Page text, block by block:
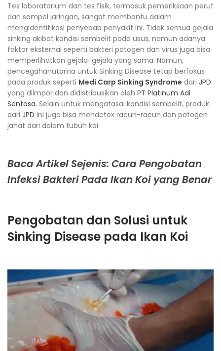
Tes laboratorium dan tes fisik, termasuk pemeriksaan perut
dan sampel jaringan, sangat membantu dalam
mengidentifikasi penyebab penyakit ini. Tidak semua gejala
sinking akibat kondisi sembelit pada usus, namun adanya
faktor eksternal seperti bakteri patogen dan virus juga bisa
memperlihatkan gejala-gejala yang sama. Namun,
pencegahanutama untuk Sinking Disease tetap berfokus
pada produk seperti Medi Carp Sinking Syndrome dari JPD
yang diimpor dan didistribusikan oleh PT Platinum Adi
Sentosa. Selain untuk mengatasai kondisi sembelit, produk
dari JPD ini juga bisa mendetox racun-racun dan patogen
jahat dari dalam tubuh koi.
Baca Artikel Sejenis: Cara Pengobatan
Infeksi Bakteri Pada Ikan Koi yang Benar
Pengobatan dan Solusi untuk
Sinking Disease pada Ikan Koi